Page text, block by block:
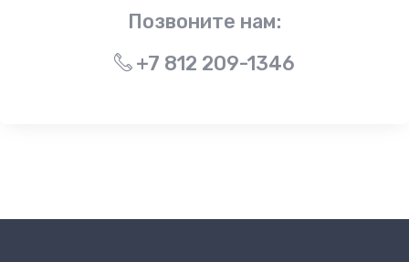
Позвоните нам:
+7 812 209-1346